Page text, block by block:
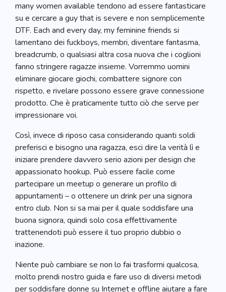
many women available tendono ad essere fantasticare
su e cercare a guy that is severe e non semplicemente
DTF. Each and every day, my feminine friends si
lamentano dei fuckboys, membri, diventare fantasma,
breadcrumb, o qualsiasi altra cosa nuova che i coglioni
fanno stringere ragazze insieme. Vorremmo uomini
eliminare giocare giochi, combattere signore con
rispetto, e rivelare possono essere grave connessione
prodotto. Che è praticamente tutto ciò che serve per
impressionare voi.
Così, invece di riposo casa considerando quanti soldi
preferisci e bisogno una ragazza, esci dire la verità lì e
iniziare prendere davvero serio azioni per design che
appassionato hookup. Può essere facile come
partecipare un meetup o generare un profilo di
appuntamenti – o ottenere un drink per una signora
entro club. Non si sa mai per il quale soddisfare una
buona signora, quindi solo cosa effettivamente
trattenendoti può essere il tuo proprio dubbio o
inazione.
Niente può cambiare se non lo fai trasformi qualcosa,
molto prendi nostro guida e fare uso di diversi metodi
per soddisfare donne su Internet e offline aiutare a fare